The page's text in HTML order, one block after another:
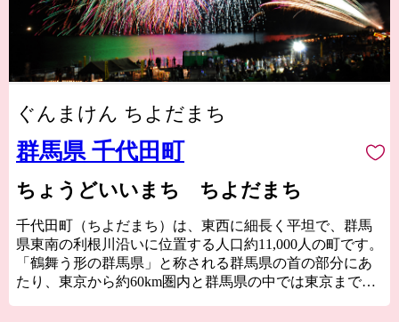
ぐんまけん ちよだまち
群馬県 千代田町
ちょうどいいまち ちよだまち
千代田町（ちよだまち）は、東西に細長く平坦で、群馬
県東南の利根川沿いに位置する人口約11,000人の町です。
「鶴舞う形の群馬県」と称される群馬県の首の部分にあ
たり、東京から約60km圏内と群馬県の中では東京までの